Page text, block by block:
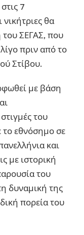
7
νικήτριες θα
του ΣΕΓΑΣ, που
πριν από το
Στίβου.
με βάση
του
το εθνόσημο σε
και
με ιστορική
του
δυναμική της
πορεία του